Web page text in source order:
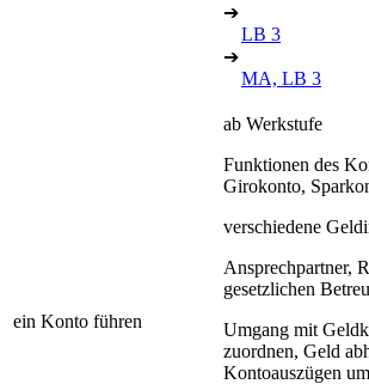
➔
LB 3
➔
MA, LB 3
ein Konto führen
ab Werkstufe
Funktionen des
Girokonto,
verschiedene
Ansprechpartner,
gesetzlichen
Umgang mit
zuordnen, Geld
Kontoauszügen